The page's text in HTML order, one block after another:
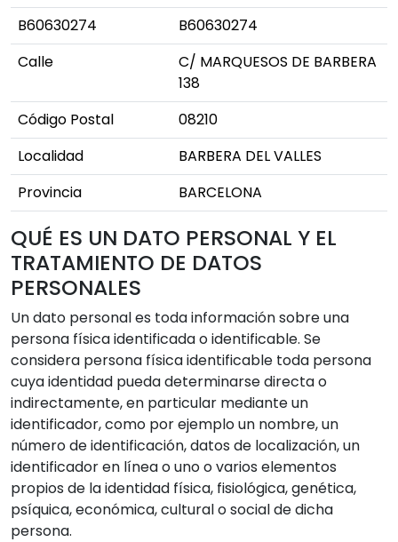
B60630274
B60630274
Calle
C/ MARQUESOS DE BARBERA
138
Código Postal
08210
Localidad
BARBERA DEL VALLES
Provincia
BARCELONA
QUÉ ES UN DATO PERSONAL Y EL
TRATAMIENTO DE DATOS
PERSONALES
Un dato personal es toda información sobre una
persona física identificada o identificable. Se
considera persona física identificable toda persona
cuya identidad pueda determinarse directa o
indirectamente, en particular mediante un
identificador, como por ejemplo un nombre, un
número de identificación, datos de localización, un
identificador en línea o uno o varios elementos
propios de la identidad física, fisiológica, genética,
psíquica, económica, cultural o social de dicha
persona.